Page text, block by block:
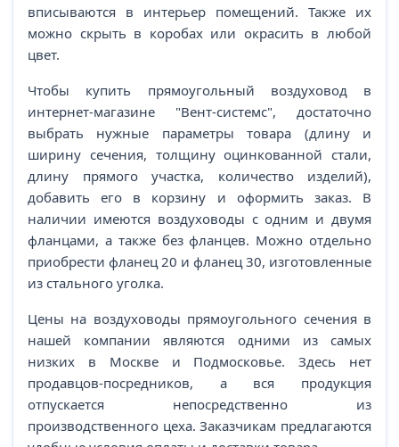
вписываются в интерьер помещений. Также их
можно скрыть в коробах или окрасить в любой
цвет.
Чтобы купить прямоугольный воздуховод в
интернет-магазине "Вент-системс", достаточно
выбрать нужные параметры товара (длину и
ширину сечения, толщину оцинкованной стали,
длину прямого участка, количество изделий),
добавить его в корзину и оформить заказ. В
наличии имеются воздуховоды с одним и двумя
фланцами, а также без фланцев. Можно отдельно
приобрести фланец 20 и фланец 30, изготовленные
из стального уголка.
Цены на воздуховоды прямоугольного сечения в
нашей компании являются одними из самых
низких в Москве и Подмосковье. Здесь нет
продавцов-посредников, а вся продукция
отпускается непосредственно из
производственного цеха. Заказчикам предлагаются